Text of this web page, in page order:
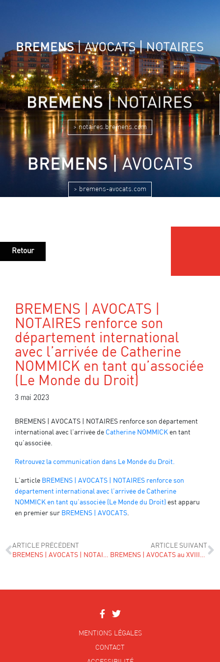
> notaires.bremens.com
> bremens-avocats.com
Retour
BREMENS | AVOCATS |
NOTAIRES renforce son
département international
avec l’arrivée de Catherine
NOMMICK en tant qu’associée
(Le Monde du Droit)
3 mai 2023
BREMENS | AVOCATS | NOTAIRES renforce son département
international avec l’arrivée de Catherine NOMMICK en tant
qu’associée.
Retrouvez la communication dans Le Monde du Droit.
L’article BREMENS | AVOCATS | NOTAIRES renforce son
département international avec l’arrivée de Catherine
NOMMICK en tant qu’associée (Le Monde du Droit) est apparu
en premier sur BREMENS | AVOCATS.
ARTICLE PRÉCÉDENT
BREMENS | AVOCATS | NOTAIRES renforce son département international avec l’arrivée de Catherine NOMMICK en tant qu’associée (Les Experts : Lyon)
ARTICLE SUIVANT
BREMENS | AVOCATS au XVIIIe congrès de l’Association des avocats européens à Vienne
MENTIONS LÉGALES
CONTACT